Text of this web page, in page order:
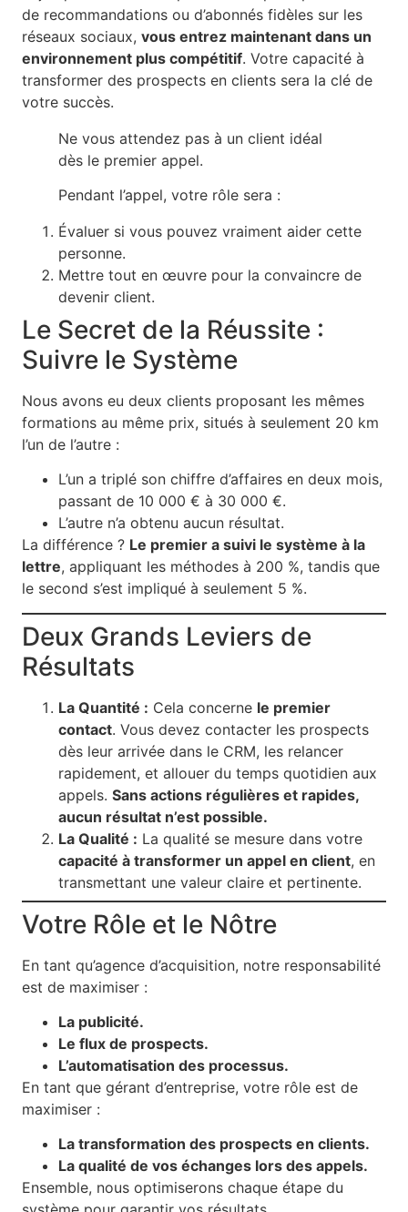
de recommandations ou d’abonnés fidèles sur les
réseaux sociaux, vous entrez maintenant dans un
environnement plus compétitif. Votre capacité à
transformer des prospects en clients sera la clé de
votre succès.
Ne vous attendez pas à un client idéal
dès le premier appel.
Pendant l’appel, votre rôle sera :
Évaluer si vous pouvez vraiment aider cette
personne.
Mettre tout en œuvre pour la convaincre de
devenir client.
Le Secret de la Réussite :
Suivre le Système
Nous avons eu deux clients proposant les mêmes
formations au même prix, situés à seulement 20 km
l’un de l’autre :
L’un a triplé son chiffre d’affaires en deux mois,
passant de 10 000 € à 30 000 €.
L’autre n’a obtenu aucun résultat.
La différence ? Le premier a suivi le système à la
lettre, appliquant les méthodes à 200 %, tandis que
le second s’est impliqué à seulement 5 %.
Deux Grands Leviers de
Résultats
La Quantité : Cela concerne le premier
contact. Vous devez contacter les prospects
dès leur arrivée dans le CRM, les relancer
rapidement, et allouer du temps quotidien aux
appels. Sans actions régulières et rapides,
aucun résultat n’est possible.
La Qualité : La qualité se mesure dans votre
capacité à transformer un appel en client, en
transmettant une valeur claire et pertinente.
Votre Rôle et le Nôtre
En tant qu’agence d’acquisition, notre responsabilité
est de maximiser :
La publicité.
Le flux de prospects.
L’automatisation des processus.
En tant que gérant d’entreprise, votre rôle est de
maximiser :
La transformation des prospects en clients.
La qualité de vos échanges lors des appels.
Ensemble, nous optimiserons chaque étape du